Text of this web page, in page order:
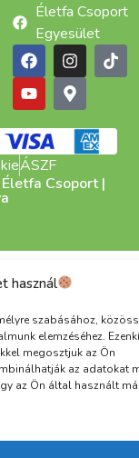
használ
szabásához,
elemzéséhez.
megosztjuk az Ön
az adatokat
az Ön által használt
Életfa Csoport
Egyesület
ÁSZF
Csoport |